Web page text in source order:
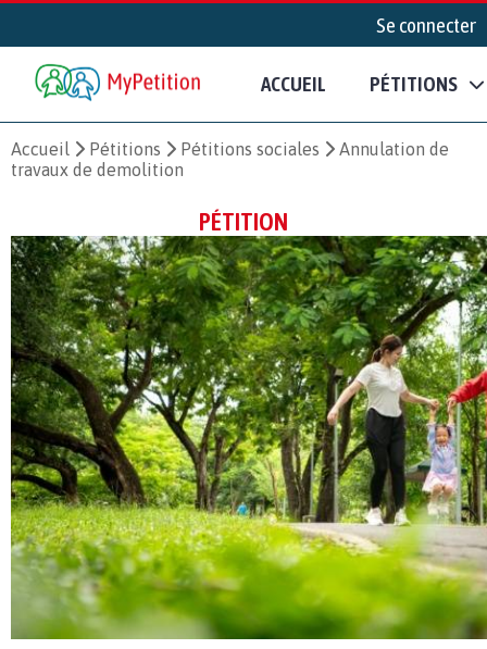
Se connecter
ACCUEIL PÉTITIONS
Accueil Pétitions Pétitions sociales
Annulation de
travaux de demolition
PÉTITION